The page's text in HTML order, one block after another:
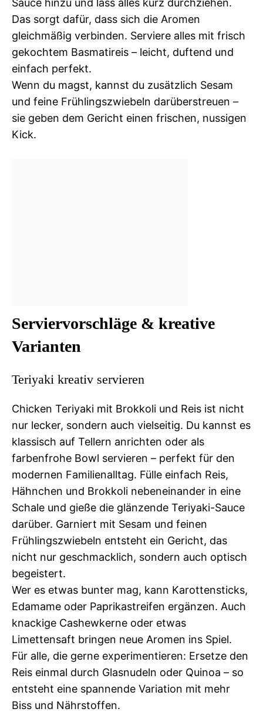
Sauce hinzu und lass alles kurz durchziehen.
Das sorgt dafür, dass sich die Aromen
gleichmäßig verbinden. Serviere alles mit frisch
gekochtem Basmatireis – leicht, duftend und
einfach perfekt.
Wenn du magst, kannst du zusätzlich Sesam
und feine Frühlingszwiebeln darüberstreuen –
sie geben dem Gericht einen frischen, nussigen
Kick.
Serviervorschläge & kreative
Varianten
Teriyaki kreativ servieren
Chicken Teriyaki mit Brokkoli und Reis ist nicht
nur lecker, sondern auch vielseitig. Du kannst es
klassisch auf Tellern anrichten oder als
farbenfrohe Bowl servieren – perfekt für den
modernen Familienalltag. Fülle einfach Reis,
Hähnchen und Brokkoli nebeneinander in eine
Schale und gieße die glänzende Teriyaki-Sauce
darüber. Garniert mit Sesam und feinen
Frühlingszwiebeln entsteht ein Gericht, das
nicht nur geschmacklich, sondern auch optisch
begeistert.
Wer es etwas bunter mag, kann Karottensticks,
Edamame oder Paprikastreifen ergänzen. Auch
knackige Cashewkerne oder etwas
Limettensaft bringen neue Aromen ins Spiel.
Für alle, die gerne experimentieren: Ersetze den
Reis einmal durch Glasnudeln oder Quinoa – so
entsteht eine spannende Variation mit mehr
Biss und Nährstoffen.